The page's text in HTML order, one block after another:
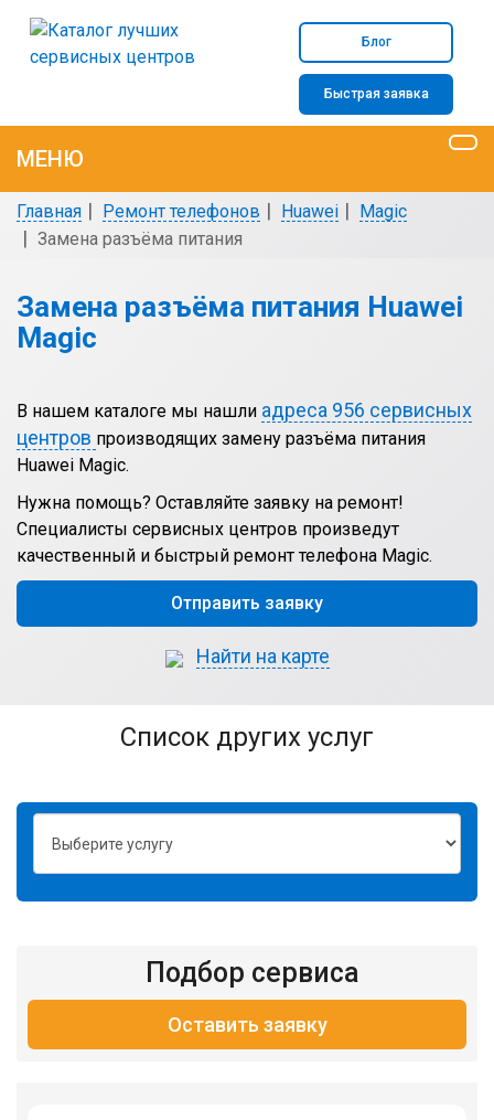
Блог
Быстрая заявка
МЕНЮ
Главная Ремонт телефонов Huawei
Magic
Замена разъёма питания
Замена разъёма питания Huawei
Magic
В нашем каталоге мы нашли адреса 956 сервисных
центров производящих замену разъёма питания
Huawei Magic.
Нужна помощь? Оставляйте заявку на ремонт!
Специалисты сервисных центров произведут
качественный и быстрый ремонт телефона Magic.
Отправить заявку
Найти на карте
список других услуг
Подбор сервиса
Оставить заявку